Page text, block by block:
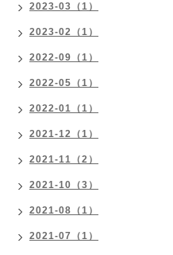
2023-03（1）
2023-02（1）
2022-09（1）
2022-05（1）
2022-01（1）
2021-12（1）
2021-11（2）
2021-10（3）
2021-08（1）
2021-07（1）